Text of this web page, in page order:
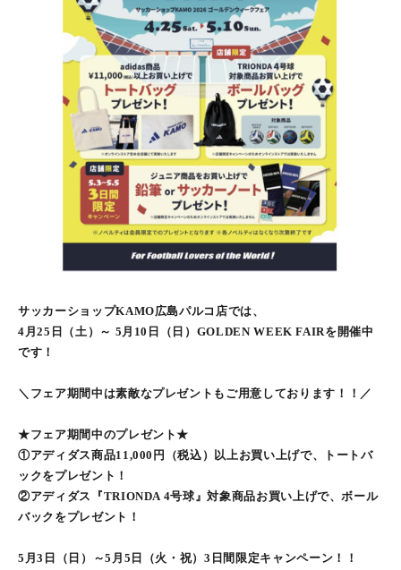
サッカーショップKAMO広島パルコ店では、
4月25日（土）～ 5月10日（日）GOLDEN WEEK FAIRを開催中
です！
＼フェア期間中は素敵なプレゼントもご用意しております！！／
★フェア期間中のプレゼント★
①アディダス商品11,000円（税込）以上お買い上げで、トートバ
ックをプレゼント！
②アディダス『TRIONDA 4号球』対象商品お買い上げで、ボール
バックをプレゼント！
5月3日（日）～5月5日（火・祝）3日間限定キャンペーン！！